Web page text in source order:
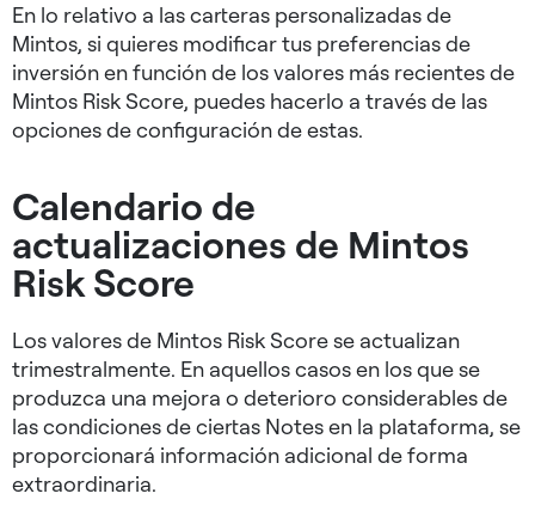
En lo relativo a las carteras personalizadas de
Mintos, si quieres modificar tus preferencias de
inversión en función de los valores más recientes de
Mintos Risk Score, puedes hacerlo a través de las
opciones de configuración de estas.
Calendario de
actualizaciones de Mintos
Risk Score
Los valores de Mintos Risk Score se actualizan
trimestralmente. En aquellos casos en los que se
produzca una mejora o deterioro considerables de
las condiciones de ciertas Notes en la plataforma, se
proporcionará información adicional de forma
extraordinaria.